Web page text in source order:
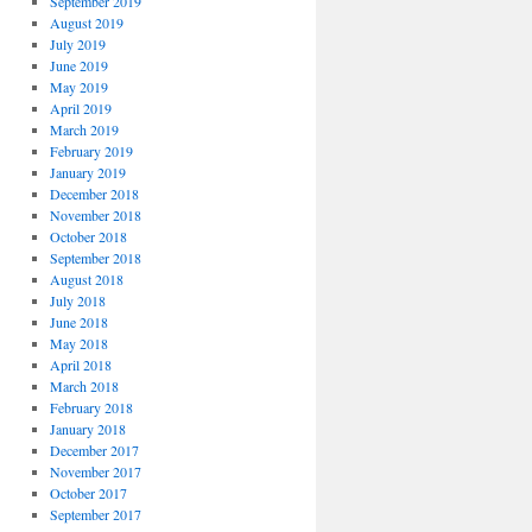
August 2019
July 2019
June 2019
May 2019
April 2019
March 2019
February 2019
January 2019
December 2018
November 2018
October 2018
September 2018
August 2018
July 2018
June 2018
May 2018
April 2018
March 2018
February 2018
January 2018
December 2017
November 2017
October 2017
September 2017